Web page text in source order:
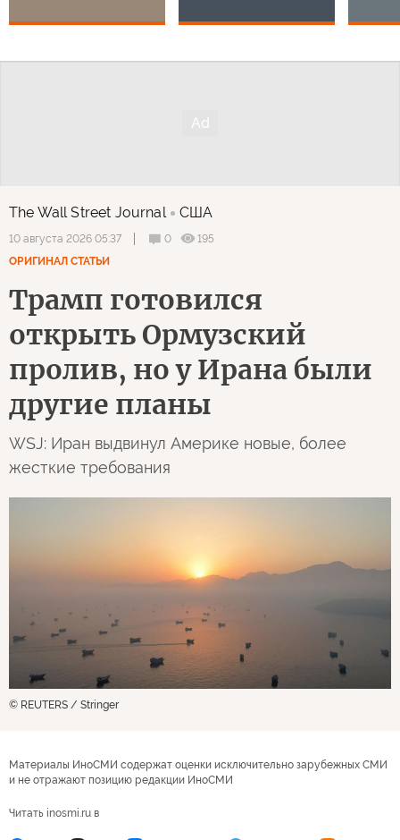
The Wall Street Journal США
10 августа 2026 05:37 0
195
ОРИГИНАЛ СТАТЬИ
Трамп готовился
открыть Ормузский
пролив, но у Ирана были
другие планы
WSJ: Иран выдвинул Америке новые, более
жесткие требования
© REUTERS / Stringer
Материалы ИноСМИ содержат оценки исключительно зарубежных СМИ
и не отражают позицию редакции ИноСМИ
Читать inosmi.ru в